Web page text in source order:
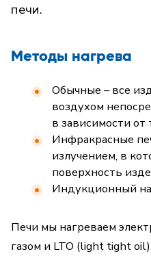
печи.
Методы нагрева
Обычные – все
воздухом
в зависимости от
Инфракрасные
излучением, в
поверхность
Индукционный
Печи мы нагреваем
газом и LTO (light tight oil).